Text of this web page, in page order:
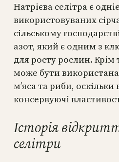
Натрієва селітра є
використовуваних
сільському
азот, який є одним з
для росту рослин. Крім
може бути використана
м’яса та риби, оскільки
консервуючі
Історія
селітри